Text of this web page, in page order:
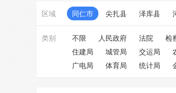
区域 同仁市 尖扎县 泽库县
类别 不限 人民政府 法院 检
住建局
城管局 交运局
广电局
体育局 统计局